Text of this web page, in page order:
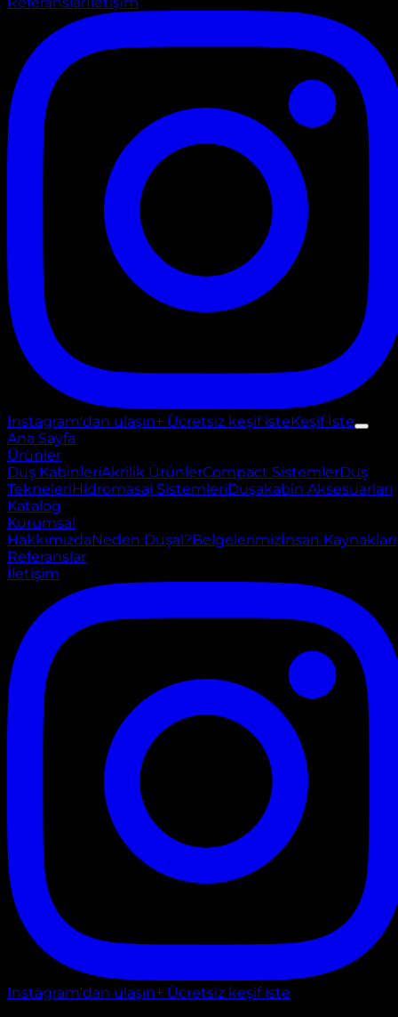
Instagram'dan ulaşın+ Ücretsiz keşif isteKeşif İste
Ana Sayfa
Ürünler
Duş KabinleriAkrilik ÜrünlerCompact SistemlerDuş
TekneleriHidromasaj SistemleriDuşakabin Aksesuarları
Katalog
Kurumsal
HakkımızdaNeden Duşal?Belgelerimizİnsan Kaynakları
Referanslar
İletişim
Instagram'dan ulaşın+ Ücretsiz keşif iste